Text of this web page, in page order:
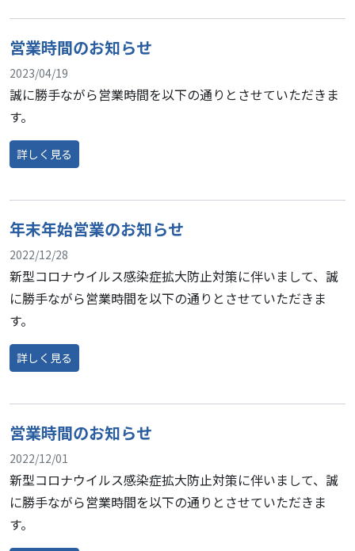
営業時間のお知らせ
2023/04/19
誠に勝手ながら営業時間を以下の通りとさせていただきま
す。
詳しく見る
from 営業時間のお知らせ
年末年始営業のお知らせ
2022/12/28
新型コロナウイルス感染症拡大防止対策に伴いまして、誠
に勝手ながら営業時間を以下の通りとさせていただきま
す。
詳しく見る
from 年末年始営業のお知らせ
営業時間のお知らせ
2022/12/01
新型コロナウイルス感染症拡大防止対策に伴いまして、誠
に勝手ながら営業時間を以下の通りとさせていただきま
す。